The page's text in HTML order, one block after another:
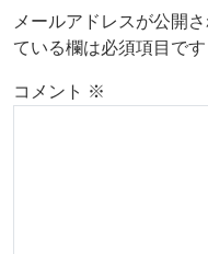
メールアドレスが公開
ている欄は必須項目です
コメント ※